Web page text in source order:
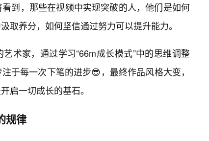
到，那些在视频中实现突破的人，他们是如何
取养分，如何坚信通过努力可以提升能力。
术家，通过学习“66m成长模式”中的思维调整
于每一次下笔的进步😎，最终作品风格大变，
启一切成长的基石。
规律